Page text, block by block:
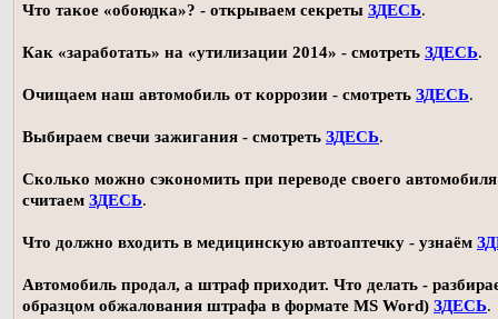
Что такое «обоюдка»? - открываем секреты ЗДЕСЬ.
Как «заработать» на «утилизации 2014» - смотреть ЗДЕСЬ.
Очищаем наш автомобиль от коррозии - смотреть ЗДЕСЬ.
Выбираем свечи зажигания - смотреть ЗДЕСЬ.
Сколько можно сэкономить при переводе своего автомобиля
считаем ЗДЕСЬ.
Что должно входить в медицинскую автоаптечку - узнаём
Автомобиль продал, а штраф приходит. Что делать -
образцом обжалования штрафа в формате MS Word) ЗДЕСЬ.